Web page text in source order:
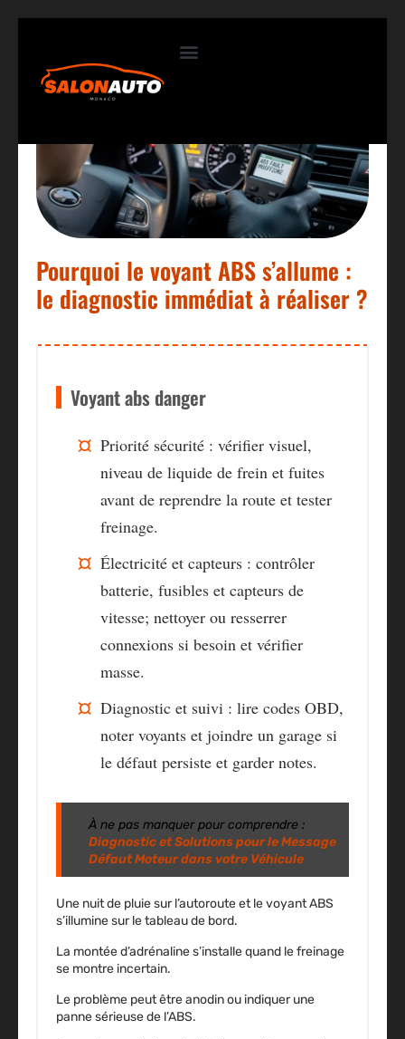
Pourquoi le voyant ABS s’allume :
le diagnostic immédiat à réaliser ?
Voyant abs danger
Priorité sécurité : vérifier visuel,
niveau de liquide de frein et fuites
avant de reprendre la route et tester
freinage.
Électricité et capteurs : contrôler
batterie, fusibles et capteurs de
vitesse; nettoyer ou resserrer
connexions si besoin et vérifier
masse.
Diagnostic et suivi : lire codes OBD,
noter voyants et joindre un garage si
le défaut persiste et garder notes.
À ne pas manquer pour comprendre :
Diagnostic et Solutions pour le Message
Défaut Moteur dans votre Véhicule
Une nuit de pluie sur l’autoroute et le voyant ABS
s’illumine sur le tableau de bord.
La montée d’adrénaline s’installe quand le freinage
se montre incertain.
Le problème peut être anodin ou indiquer une
panne sérieuse de l’ABS.